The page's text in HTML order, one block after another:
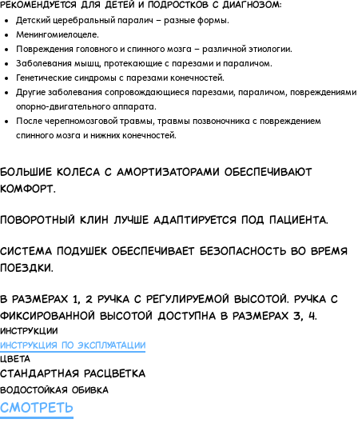
Рекомендуется для детей и подростков с диагнозом:
Детский церебральный паралич – разные формы.
Менингомиелоцеле.
Повреждения головного и спинного мозга – различной этиологии.
Заболевания мышц, протекающие с парезами и параличом.
Генетические синдромы с парезами конечностей.
Другие заболевания сопровождающиеся парезами, параличом, повреждениями
опорно-двигательного аппарата.
После черепномозговой травмы, травмы позвоночника с повреждением
спинного мозга и нижних конечностей.
Большие колеса с амортизаторами обеспечивают
комфорт.
Поворотный клин лучше адаптируется под пациента.
Система подушек обеспечивает безопасность во время
поездки.
В размерах 1, 2 ручка с регулируемой высотой. Ручка с
фиксированной высотой доступна в размерах 3, 4.
ИНСТРУКЦИИ
Инструкция по эксплуатации
ЦВЕТА
СТАНДАРТНАЯ РАСЦВЕТКА
Водостойкая обивка
СМОТРЕТЬ